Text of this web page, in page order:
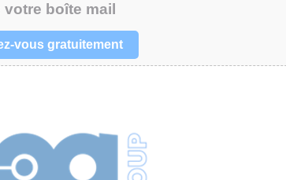
votre boîte mail
vous gratuitement